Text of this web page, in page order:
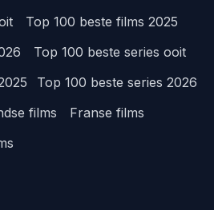
Top 100 beste films 2025
Top 100 beste series ooit
Top 100 beste series 2026
films
Franse films